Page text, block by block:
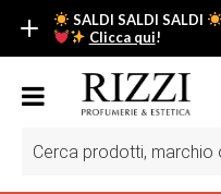
SALDI SALDI SALDI
Clicca qui!
SALDI SALDI SALDI
Fino al -50% su tantissimi
Scopri tutti i prodotti in
prodotti